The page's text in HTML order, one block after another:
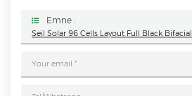
Emne :